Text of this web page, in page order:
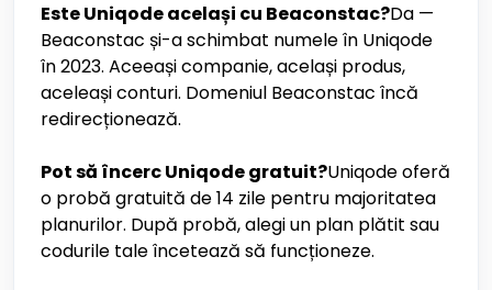
Este Uniqode același cu Beaconstac?Da —
Beaconstac și-a schimbat numele în Uniqode
în 2023. Aceeași companie, același produs,
aceleași conturi. Domeniul Beaconstac încă
redirecționează.
Pot să încerc Uniqode gratuit?Uniqode oferă
o probă gratuită de 14 zile pentru majoritatea
planurilor. După probă, alegi un plan plătit sau
codurile tale încetează să funcționeze.